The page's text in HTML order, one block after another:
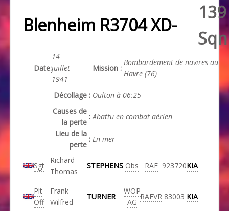
Blenheim R3704 XD-
139
Sqn
Date:
14
juillet
1941
Mission :
Bombardement de navires au
Havre (76)
Décollage : Oulton à 06:25
Causes de
la perte
: Abattu en combat aérien
Lieu de la
perte
: En mer
Sgt
Richard
Thomas
STEPHENS Obs RAF 923720KIA
Plt
Off
Frank
Wilfred
TURNER
WOP
AG
RAFVR 83003 KIA